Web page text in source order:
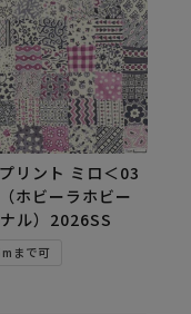
リント ミロ＜03
ホビーラホビー
ル）2026SS
まで可